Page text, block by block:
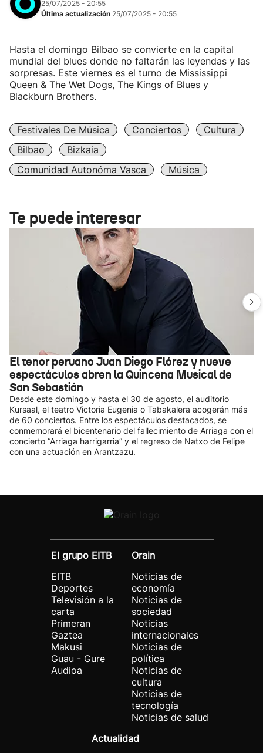
25/07/2025 - 20:55
Última actualización 25/07/2025 - 20:55
Hasta el domingo Bilbao se convierte en la capital
mundial del blues donde no faltarán las leyendas y las
sorpresas. Este viernes es el turno de Mississippi
Queen & The Wet Dogs, The Kings of Blues y
Blackburn Brothers.
Festivales De Música Conciertos
Cultura
Bilbao
Bizkaia
Comunidad Autonóma Vasca
Música
Te puede interesar
El tenor peruano Juan Diego Flórez y nueve
espectáculos abren la Quincena Musical de
San Sebastián
Desde este domingo y hasta el 30 de agosto, el auditorio
Kursaal, el teatro Victoria Eugenia o Tabakalera acogerán más
de 60 conciertos. Entre los espectáculos destacados, se
conmemorará el bicentenario del fallecimiento de Arriaga con el
concierto “Arriaga harrigarria” y el regreso de Natxo de Felipe
con una actuación en Arantzazu.
El grupo EITB
EITB
Deportes
Televisión a la
carta
Primeran
Gaztea
Makusi
Guau - Gure
Audioa
Orain
Noticias de
economía
Noticias de
sociedad
Noticias
internacionales
Noticias de
política
Noticias de
cultura
Noticias de
tecnología
Noticias de salud
Actualidad